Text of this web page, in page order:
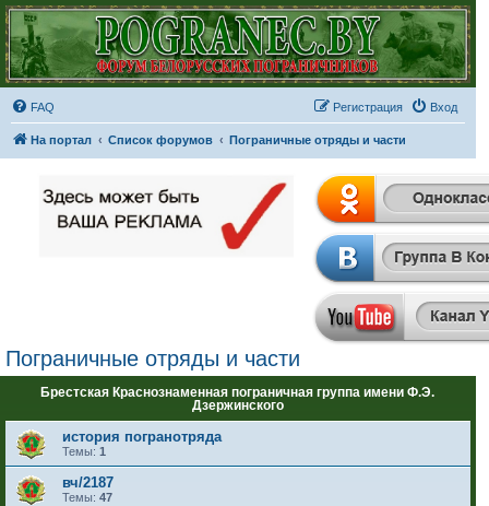
FAQ Вход
Регистрация
На портал Список форумов Пограничные отряды и части
Пограничные отряды и части
Брестская Краснознаменная пограничная группа имени Ф.Э.
Дзержинского
история погранотряда
Темы: 1
вч/2187
Темы: 47